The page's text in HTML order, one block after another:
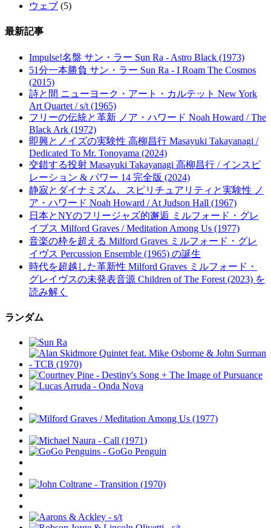
ウェブ (5)
最新記事
Impulse!名盤 サン・ラー Sun Ra - Astro Black (1973)
51分一本勝負 サン・ラー Sun Ra - I Roam The Cosmos
(2015)
詩と間 ニューヨーク・アート・カルテット New York
Art Quartet / s/t (1965)
フリーの伝統と革新 ノア・ハワード Noah Howard / The
Black Ark (1972)
即興とノイズの実験性 高柳昌行 Masayuki Takayanagi /
Dedicated To Mr. Tonoyama (2024)
交錯する投射 Masayuki Takayanagi 高柳昌行 / インスピ
レーション & パワー 14 完全版 (2024)
静寂とダイナミズム、スピリチュアリティと実験性 ノ
ア・ハワード Noah Howard / At Judson Hall (1967)
日本とNYのフリージャズ的邂逅 ミルフォード・グレ
イブス Milford Graves / Meditation Among Us (1977)
音楽の枠を超える Milford Graves ミルフォード・グレ
イヴス Percussion Ensemble (1965) の誕生
時代を超越した革新性 Milford Graves ミルフォード・
グレイヴスの未発表音源 Children of The Forest (2023) を
読み解く
ランダム